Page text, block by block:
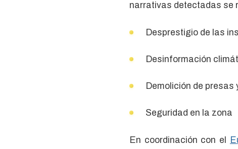
narrativas detectadas se
Desprestigio de las
Desinformación
Demolición de presas
Seguridad en la zona
En coordinación con el